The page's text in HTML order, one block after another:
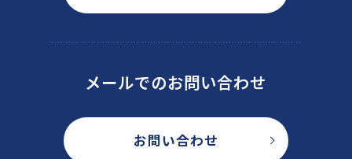
メールでのお問い合わせ
お問い合わせ